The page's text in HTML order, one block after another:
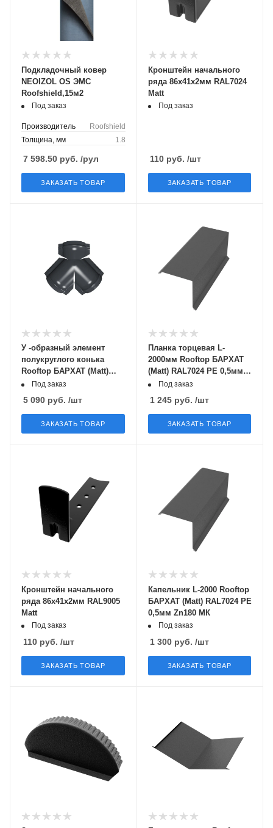
Подкладочный ковер
NEOIZOL OS ЭМС
Roofshield,15м2
Под заказ
Производитель
Roofshield
Толщина, мм
1.8
7 598.50 руб. /рул
ЗАКАЗАТЬ ТОВАР
Кронштейн начального
ряда 86х41х2мм RAL7024
Matt
Под заказ
110руб. /шт
ЗАКАЗАТЬ ТОВАР
У -образный элемент
полукруглого конька
Rooftop БАРХАТ (Matt)
RAL7024
Под заказ
5 090 руб. /шт
ЗАКАЗАТЬ ТОВАР
Планка торцевая L-
2000мм Rooftop БАРХАТ
(Matt) RAL7024 PE 0,5мм
Zn180 МК
Под заказ
1 245руб. /шт
ЗАКАЗАТЬ ТОВАР
Кронштейн начального
ряда 86х41х2мм RAL9005
Matt
Под заказ
110 руб. /шт
ЗАКАЗАТЬ ТОВАР
Капельник L-2000 Rooftop
БАРХАТ (Matt) RAL7024 PE
0,5мм Zn180 МК
Под заказ
1 300руб. /шт
ЗАКАЗАТЬ ТОВАР